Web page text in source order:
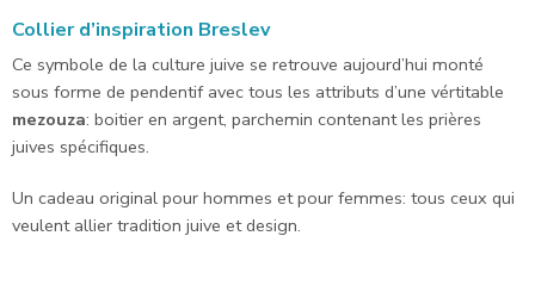
Collier d’inspiration Breslev
Ce symbole de la culture juive se retrouve aujourd’hui monté
sous forme de pendentif avec tous les attributs d’une vértitable
mezouza: boitier en argent, parchemin contenant les prières
juives spécifiques.
Un cadeau original pour hommes et pour femmes: tous ceux qui
veulent allier tradition juive et design.